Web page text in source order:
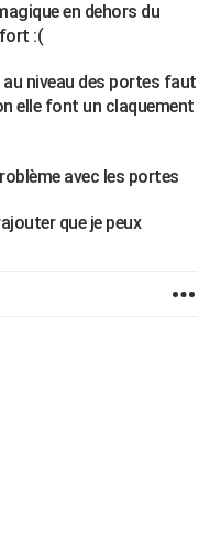
en dehors du
:(
niveau des portes faut
elle font un claquement
avec les portes
que je peux